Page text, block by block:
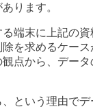
ります。
端末に上記の
を求めるケー
点から、デー
という理由で